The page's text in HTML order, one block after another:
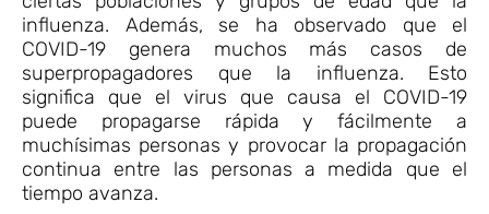
influenza. Además, se ha observado que el
COVID-19 genera muchos más casos de
superpropagadores que la influenza. Esto
significa que el virus que causa el COVID-19
puede propagarse rápida y fácilmente a
muchísimas personas y provocar la propagación
continua entre las personas a medida que el
tiempo avanza.